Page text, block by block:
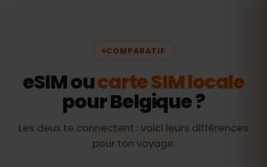
COMPARATIF
eSIM oucarte SIM locale
pour Belgique ?
Les deux te connectent : voici leurs différences
pour ton voyage.